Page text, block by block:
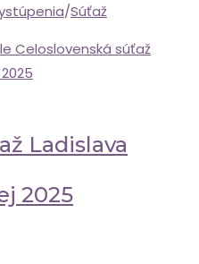
/Súťaž
Ladislava
2025